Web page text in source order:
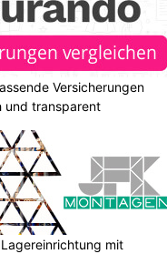
Versicherungen
und transparent
mit